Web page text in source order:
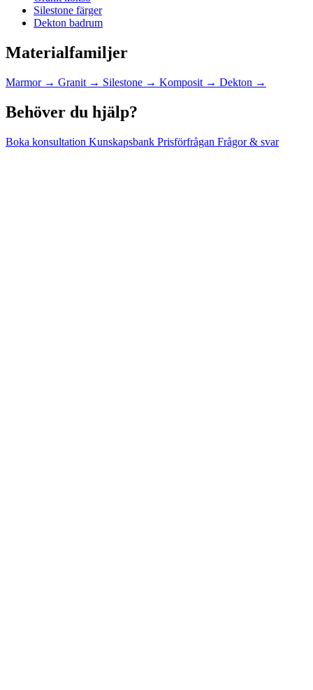
Silestone färger
Dekton badrum
Materialfamiljer
Marmor → Granit → Silestone → Komposit → Dekton →
Behöver du hjälp?
Boka konsultation Kunskapsbank Prisförfrågan Frågor & svar